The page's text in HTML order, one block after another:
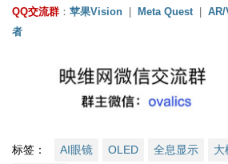
QQ交流群 ： 苹果Vision | Meta Quest | AR/
者
标签： AI眼镜 OLED 全息显示 大